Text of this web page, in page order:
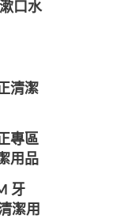
口水
清潔
專區
用品
牙
潔用